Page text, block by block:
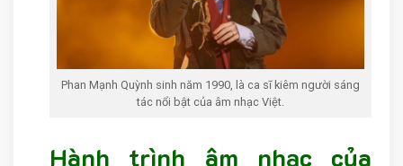
Phan Mạnh Quỳnh sinh năm 1990, là ca sĩ kiêm người sáng
tác nổi bật của âm nhạc Việt.
Hành trình âm nhạc của